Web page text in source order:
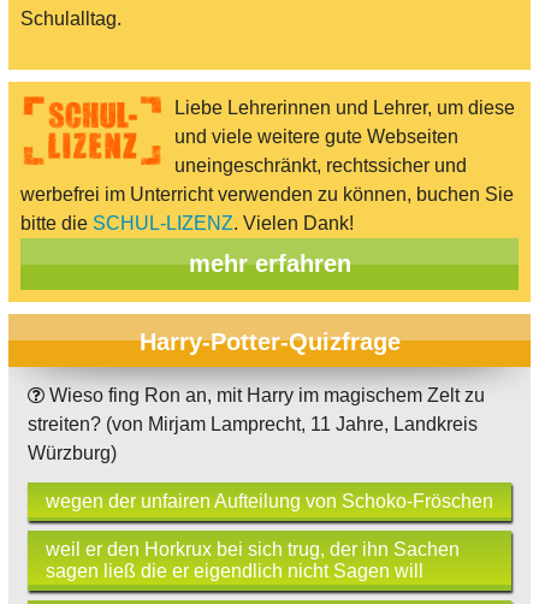
Schulalltag.
Liebe Lehrerinnen und Lehrer, um diese
und viele weitere gute Webseiten
uneingeschränkt, rechtssicher und
werbefrei im Unterricht verwenden zu können, buchen Sie
bitte die SCHUL-LIZENZ. Vielen Dank!
mehr erfahren
Harry-Potter-Quizfrage
Wieso fing Ron an, mit Harry im magischem Zelt zu
streiten? (von Mirjam Lamprecht, 11 Jahre, Landkreis
Würzburg)
wegen der unfairen Aufteilung von Schoko-Fröschen
weil er den Horkrux bei sich trug, der ihn Sachen
sagen ließ die er eigendlich nicht Sagen will